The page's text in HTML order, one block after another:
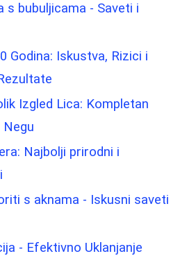
s bubuljicama - Saveti i
Godina: Iskustva, Rizici i
Izgled Lica: Kompletan
Najbolji prirodni i
s aknama - Iskusni saveti
- Efektivno Uklanjanje